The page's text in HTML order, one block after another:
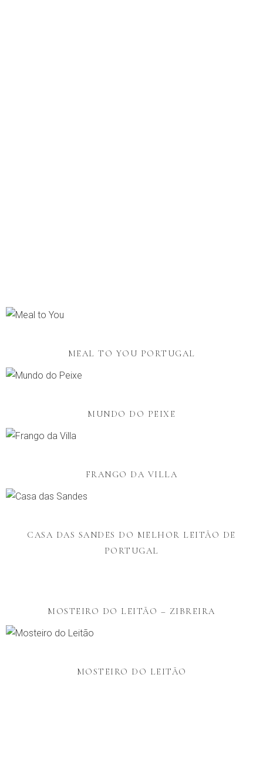
MEAL TO YOU PORTUGAL
MUNDO DO PEIXE
FRANGO DA VILLA
CASA DAS SANDES DO MELHOR LEITÃO DE
PORTUGAL
MOSTEIRO DO LEITÃO – ZIBREIRA
MOSTEIRO DO LEITÃO